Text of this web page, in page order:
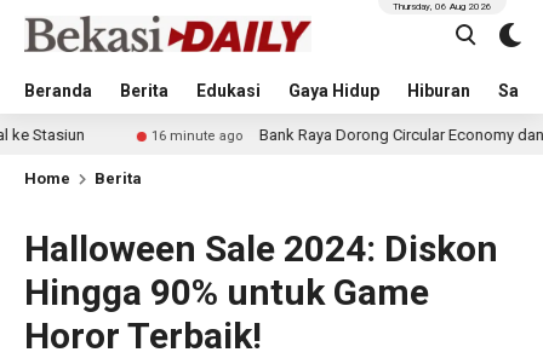
Beranda Berita Edukasi Gaya Hidup Hiburan
Thursday, 06 Aug 2026
16 minute ago Bank Raya Dorong Circular Economy dan Transaksi
Home Berita
Halloween Sale 2024: Diskon
Hingga 90% untuk Game
Horor Terbaik!